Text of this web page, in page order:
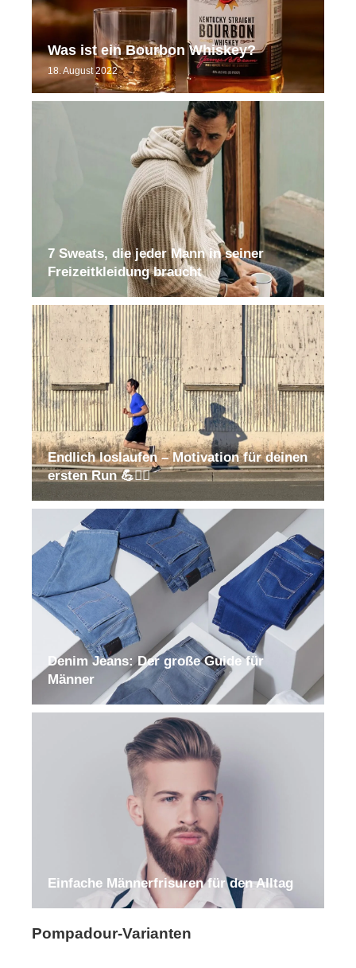
Was ist ein Bourbon Whiskey?
18. August 2022
7 Sweats, die jeder Mann in seiner
Freizeitkleidung braucht
Endlich loslaufen – Motivation für deinen
ersten Run 💪🏃‍♂️
Denim Jeans: Der große Guide für
Männer
Einfache Männerfrisuren für den Alltag
Pompadour-Varianten